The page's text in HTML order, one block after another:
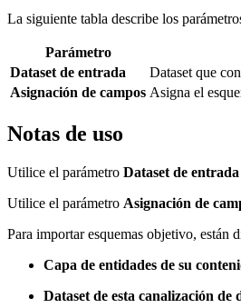
La siguiente tabla describe los
Parámetro
Dataset de entrada
Dataset que
Asignación de campos Asigna el
Notas de uso
Utilice el parámetro Dataset de entrada
Utilice el parámetro Asignación de
Para importar esquemas objetivo, están
Capa de entidades de su
Dataset de esta canalización de